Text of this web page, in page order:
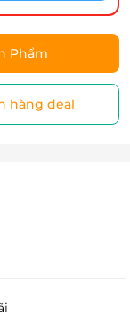
Phẩm
hàng deal